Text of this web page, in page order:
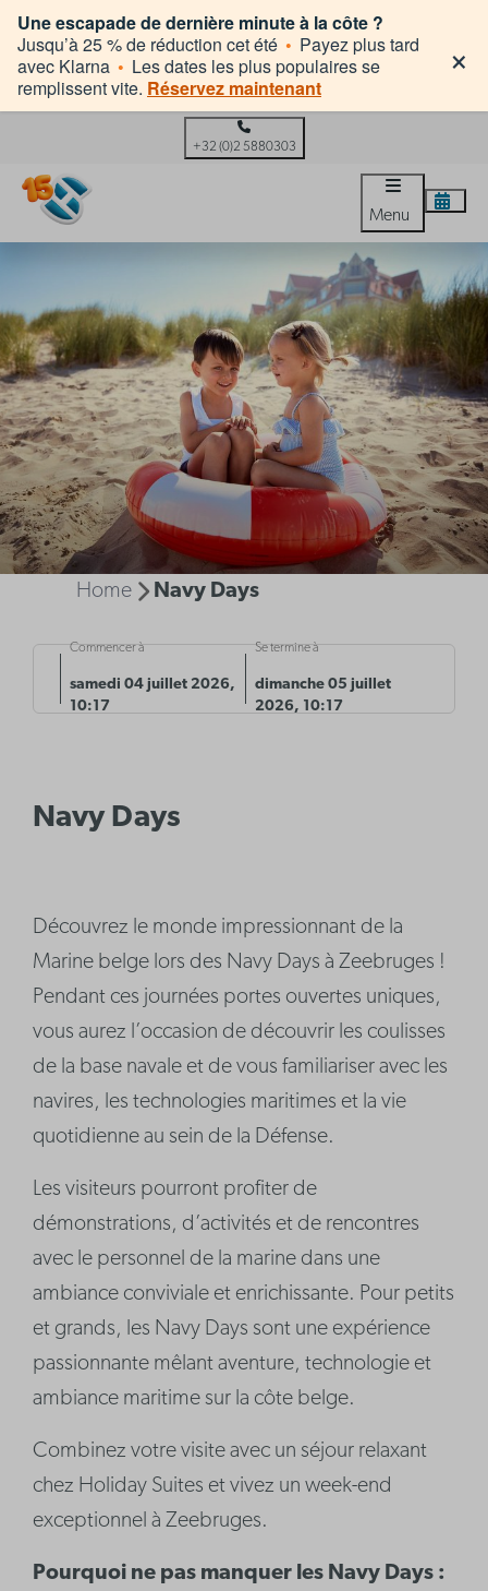
Une escapade de dernière minute à la côte ?
Jusqu’à 25 % de réduction cet été • Payez plus tard
avec Klarna • Les dates les plus populaires se
remplissent vite. Réservez maintenant
×
+32 (0)2 5880303
Menu
Home Navy Days
Commencer à
samedi 04 juillet 2026,
10:17
Se termine à
dimanche 05 juillet
2026, 10:17
Navy Days
Découvrez le monde impressionnant de la
Marine belge lors des Navy Days à Zeebruges !
Pendant ces journées portes ouvertes uniques,
vous aurez l’occasion de découvrir les coulisses
de la base navale et de vous familiariser avec les
navires, les technologies maritimes et la vie
quotidienne au sein de la Défense.
Les visiteurs pourront profiter de
démonstrations, d’activités et de rencontres
avec le personnel de la marine dans une
ambiance conviviale et enrichissante. Pour petits
et grands, les Navy Days sont une expérience
passionnante mêlant aventure, technologie et
ambiance maritime sur la côte belge.
Combinez votre visite avec un séjour relaxant
chez Holiday Suites et vivez un week-end
exceptionnel à Zeebruges.
Pourquoi ne pas manquer les Navy Days :